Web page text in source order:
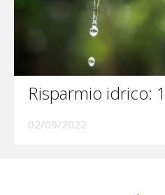
Risparmio idrico:
02/09/2022